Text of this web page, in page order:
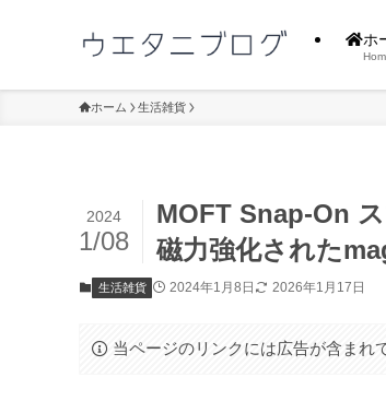
ホ
ホーム 生活雑貨
MOFT Snap-On
磁力強化された
2024
1/08
生活雑貨 2024年1月8日 2026年1月17日
当ページのリンクには広告が含まれ